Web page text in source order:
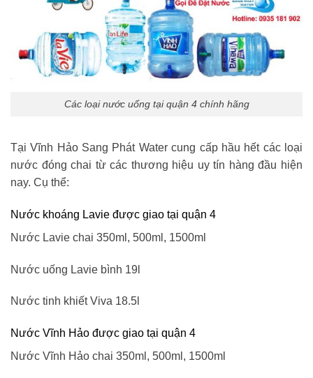
Các loại nước uống tại quận 4 chính hãng
Tại Vĩnh Hảo Sang Phát Water cung cấp hầu hết các loại
nước đóng chai từ các thương hiệu uy tín hàng đầu hiện
nay. Cụ thể:
Nước khoáng Lavie được giao tại quận 4
Nước Lavie chai 350ml, 500ml, 1500ml
Nước uống Lavie bình 19l
Nước tinh khiết Viva 18.5l
Nước Vĩnh Hảo được giao tại quận 4
Nước Vĩnh Hảo chai 350ml, 500ml, 1500ml